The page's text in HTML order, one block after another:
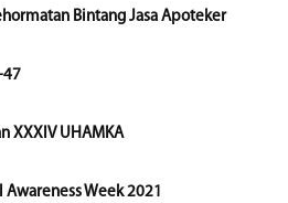
Bintang Jasa Apoteker
47
XXXIV UHAMKA
Week 2021